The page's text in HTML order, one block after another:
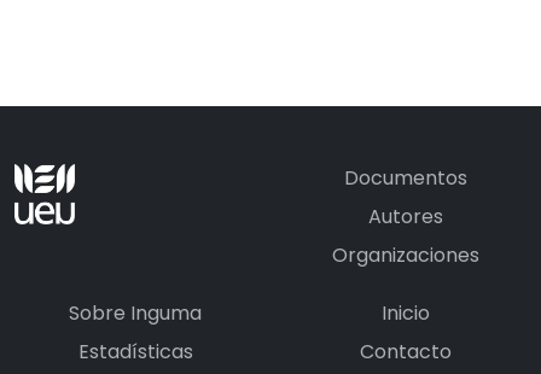
Documentos
Autores
Organizaciones
Sobre Inguma
Estadísticas
Inicio
Contacto